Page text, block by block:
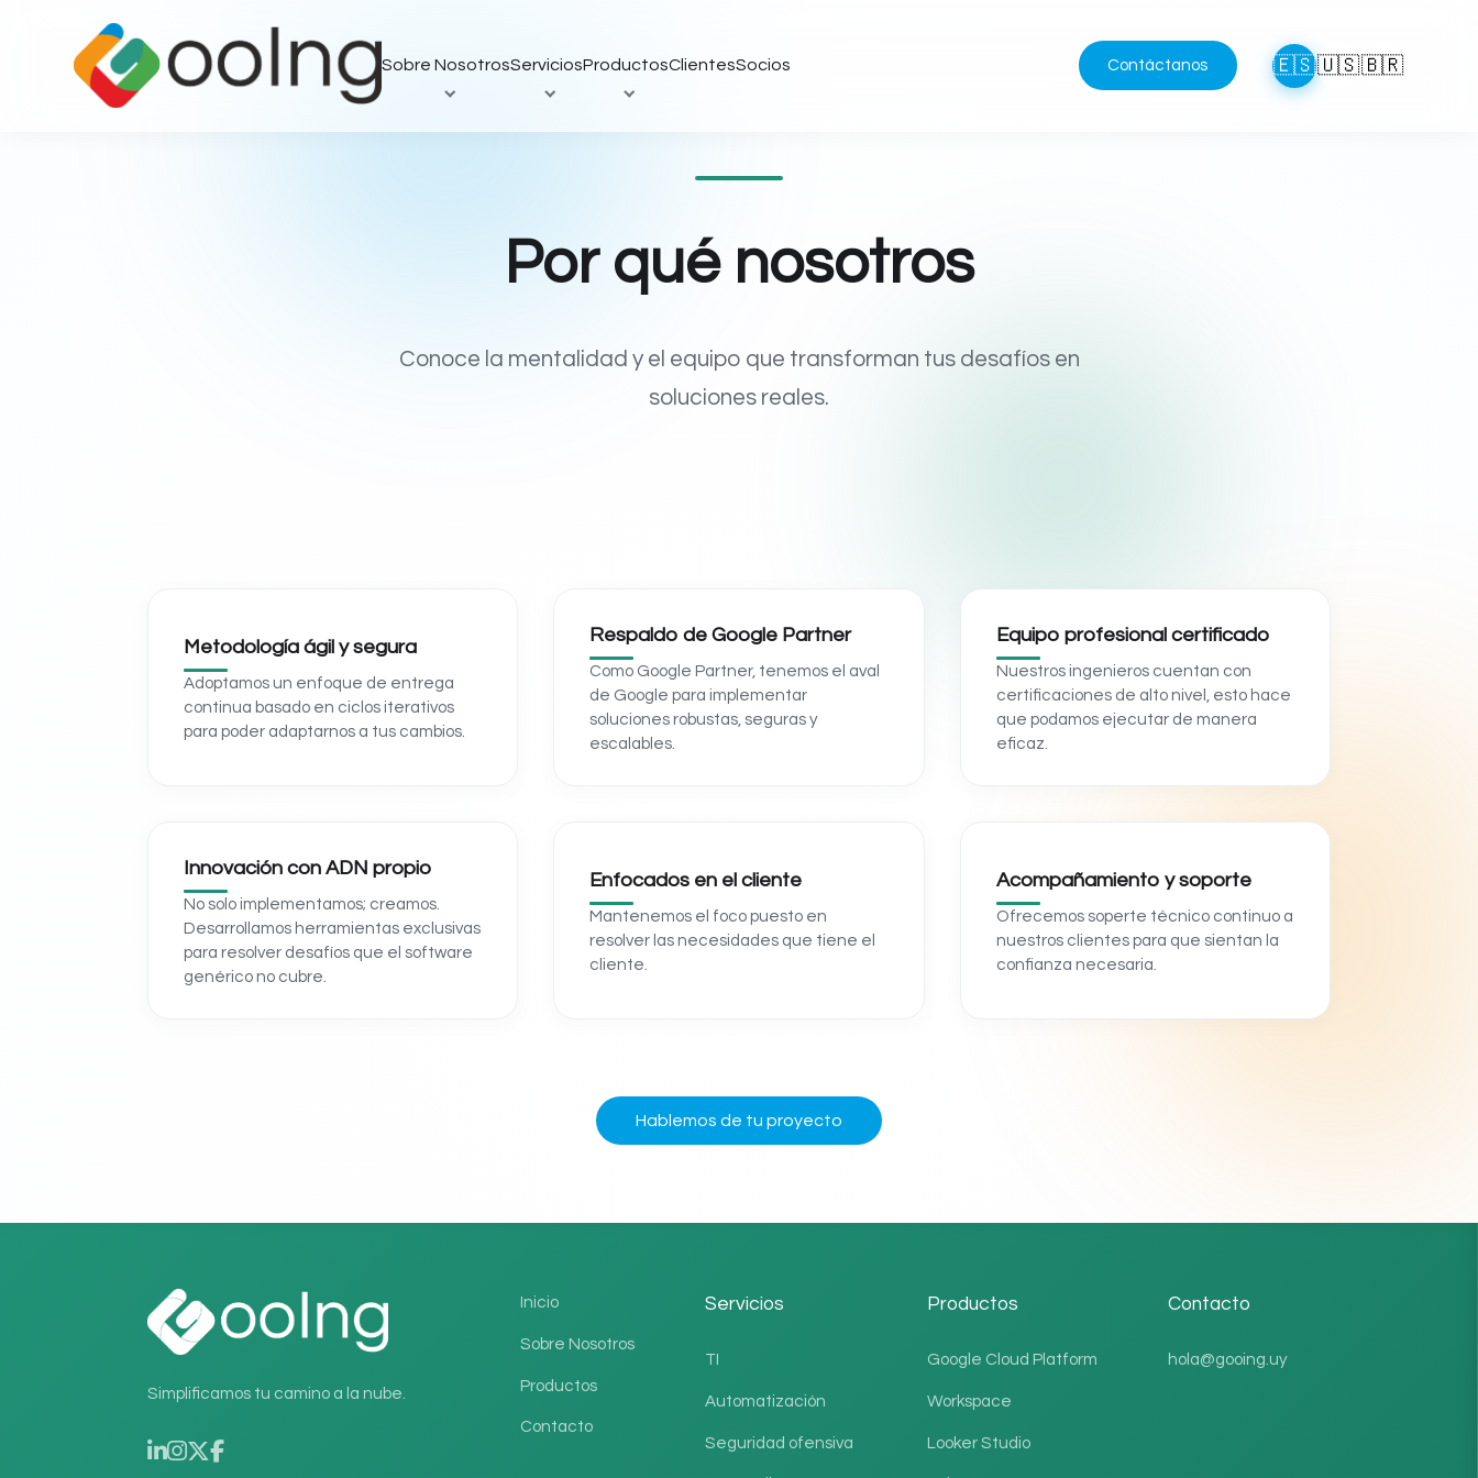
Sobre NosotrosServiciosProductosClientesSocios Contáctanos 🇪🇸🇺🇸🇧🇷
Por qué nosotros
Conoce la mentalidad y el equipo que transforman tus desafíos en
soluciones reales.
Metodología ágil y segura
Adoptamos un enfoque de entrega
continua basado en ciclos iterativos
para poder adaptarnos a tus cambios.
Respaldo de Google Partner
Como Google Partner, tenemos el aval
de Google para implementar
soluciones robustas, seguras y
escalables.
Equipo profesional certificado
Nuestros ingenieros cuentan con
certificaciones de alto nivel, esto hace
que podamos ejecutar de manera
eficaz.
Innovación con ADN propio
No solo implementamos; creamos.
Desarrollamos herramientas exclusivas
para resolver desafíos que el software
genérico no cubre.
Enfocados en el cliente
Mantenemos el foco puesto en
resolver las necesidades que tiene el
cliente.
Acompañamiento y soporte
Ofrecemos soperte técnico continuo a
nuestros clientes para que sientan la
confianza necesaria.
Hablemos de tu proyecto
Simplificamos tu camino a la nube.
Inicio
Sobre Nosotros
Productos
Contacto
Servicios
TI
Automatización
Seguridad ofensiva
Productos
Google Cloud Platform
Workspace
Looker Studio
Contacto
hola@gooing.uy